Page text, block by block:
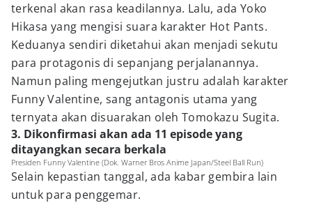
terkenal akan rasa keadilannya. Lalu, ada Yoko
Hikasa yang mengisi suara karakter Hot Pants.
Keduanya sendiri diketahui akan menjadi sekutu
para protagonis di sepanjang perjalanannya.
Namun paling mengejutkan justru adalah karakter
Funny Valentine, sang antagonis utama yang
ternyata akan disuarakan oleh Tomokazu Sugita.
3. Dikonfirmasi akan ada 11 episode yang
ditayangkan secara berkala
Presiden Funny Valentine (Dok. Warner Bros Anime Japan/Steel Ball Run)
Selain kepastian tanggal, ada kabar gembira lain
untuk para penggemar.